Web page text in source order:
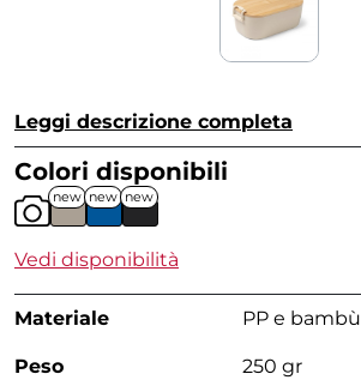
Leggi descrizione completa
Colori disponibili
new new new
Vedi disponibilità
Materiale PP e bambù
Peso 250 gr